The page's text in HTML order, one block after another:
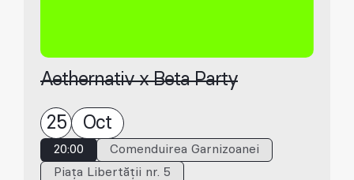
Aethernativ x Beta Party
25 Oct
20:00
Comenduirea Garnizoanei
Piața Libertății nr. 5